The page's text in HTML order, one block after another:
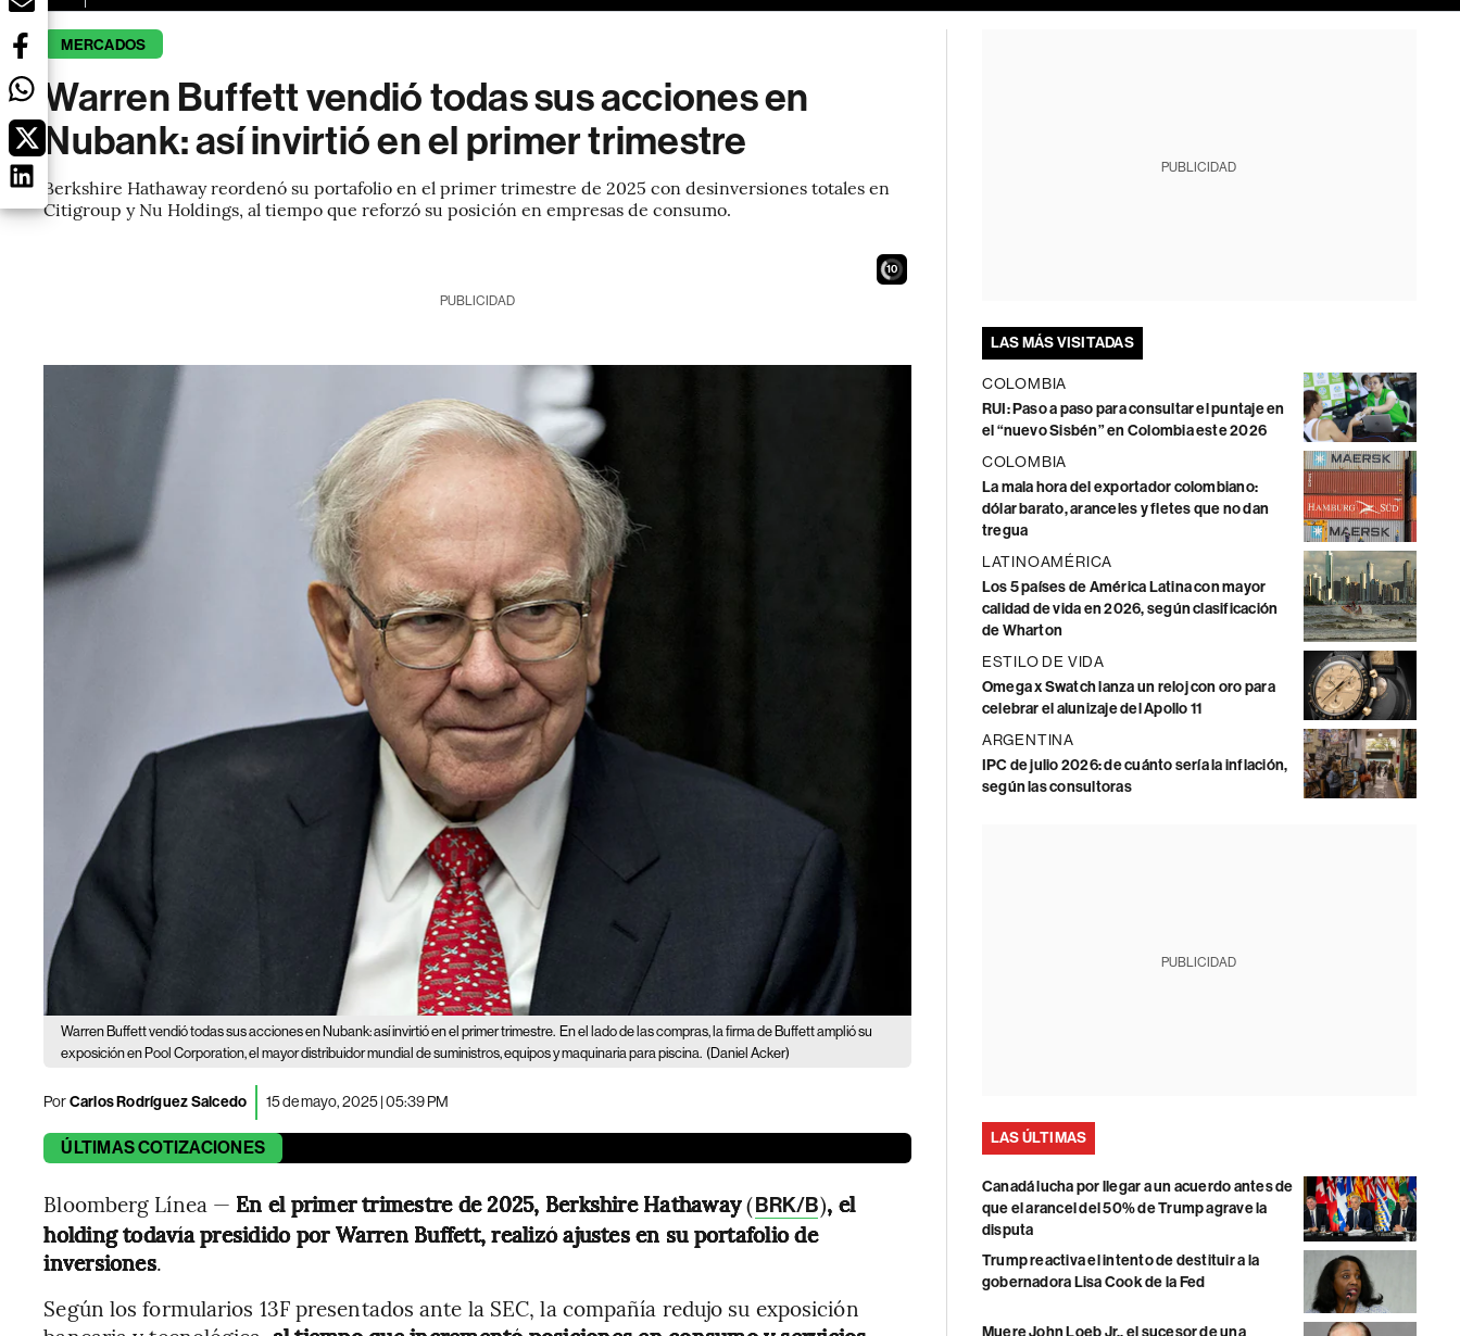
MERCADOS
Warren Buffett vendió todas sus acciones en
Nubank: así invirtió en el primer trimestre
Berkshire Hathaway reordenó su portafolio en el primer trimestre de 2025 con desinversiones totales en
Citigroup y Nu Holdings, al tiempo que reforzó su posición en empresas de consumo.
8
PUBLICIDAD
Warren Buffett vendió todas sus acciones en Nubank: así invirtió en el primer trimestre. En el lado de las compras, la firma de Buffett amplió su
exposición en Pool Corporation, el mayor distribuidor mundial de suministros, equipos y maquinaria para piscina. (Daniel Acker)
PorCarlos Rodríguez Salcedo 15 de mayo, 2025 | 05:39 PM
ÚLTIMASCOTIZACIONES
Bloomberg Línea — En el primer trimestre de 2025, Berkshire Hathaway(BRK/B), el
holding todavía presidido por Warren Buffett, realizó ajustes en su portafolio de
inversiones.
Según los formularios 13F presentados ante la SEC, la compañía redujo su exposición
PUBLICIDAD
LAS MÁS VISITADAS
COLOMBIA
RUI: Paso a paso para consultar el puntaje en
el “nuevo Sisbén” en Colombia este 2026
COLOMBIA
La mala hora del exportador colombiano:
dólar barato, aranceles y fletes que no dan
tregua
LATINOAMÉRICA
Los 5 países de América Latina con mayor
calidad de vida en 2026, según clasificación
de Wharton
ESTILO DE VIDA
Omega x Swatch lanza un reloj con oro para
celebrar el alunizaje del Apollo 11
ARGENTINA
IPC de julio 2026: de cuánto sería la inflación,
según las consultoras
PUBLICIDAD
LAS ÚLTIMAS
Canadá lucha por llegar a un acuerdo antes de
que el arancel del 50% de Trump agrave la
disputa
Trump reactiva el intento de destituir a la
gobernadora Lisa Cook de la Fed